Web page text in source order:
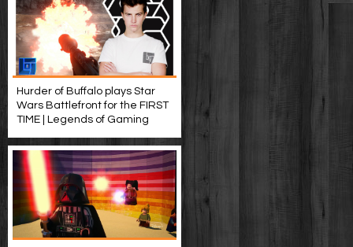
Hurder of Buffalo plays Star
Wars Battlefront for the FIRST
TIME | Legends of Gaming